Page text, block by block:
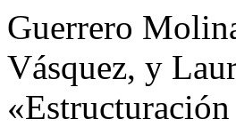
Guerrero
Vásquez, y